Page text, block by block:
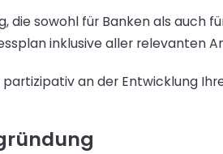
die sowohl für Banken als auch
inklusive aller relevanten
an der Entwicklung